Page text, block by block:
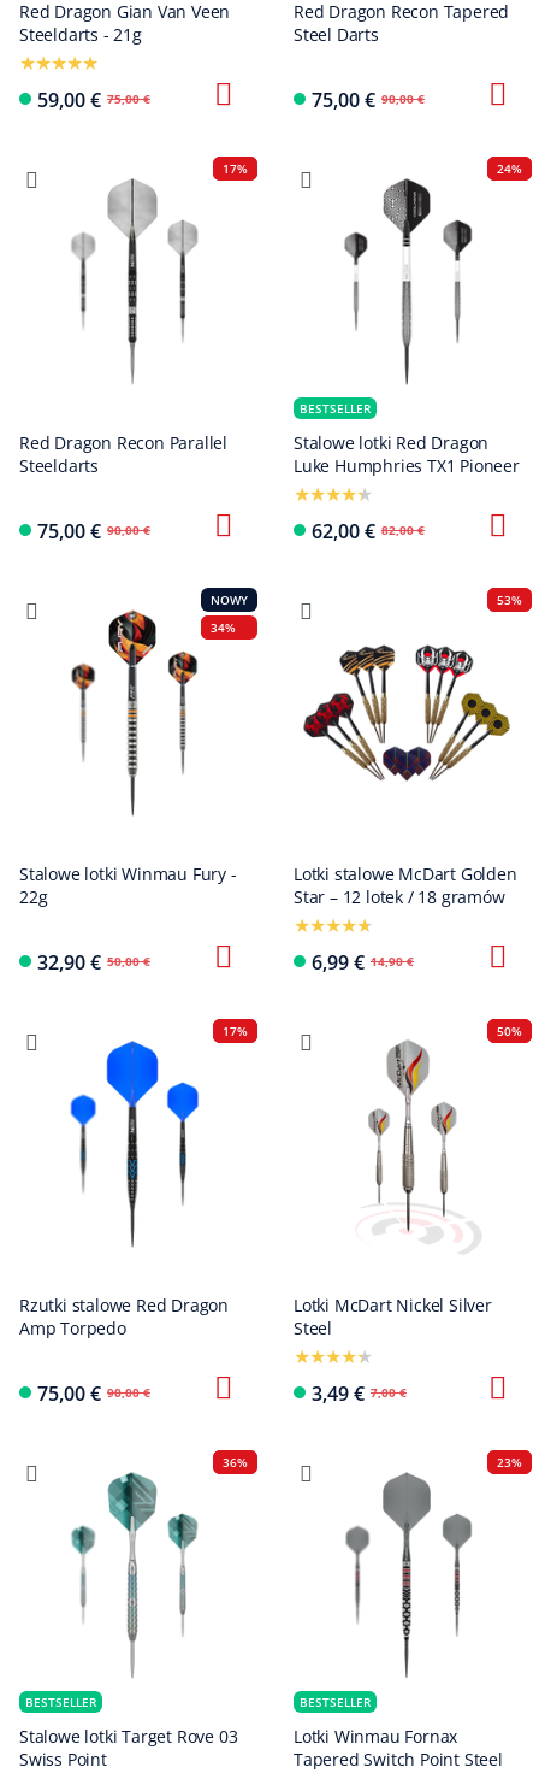
Red Dragon Gian Van Veen
Steeldarts - 21g
59,00 € 75,00 €
Red Dragon Recon Tapered
Steel Darts
75,00 € 90,00 €
17%
Red Dragon Recon Parallel
Steeldarts
75,00 € 90,00 €
24%
BESTSELLER
Stalowe lotki Red Dragon
Luke Humphries TX1 Pioneer
62,00 € 82,00 €
NOWY
34%
Stalowe lotki Winmau Fury -
22g
32,90 € 50,00 €
53%
Lotki stalowe McDart Golden
Star – 12 lotek / 18 gramów
6,99 € 14,90 €
17%
Rzutki stalowe Red Dragon
Amp Torpedo
75,00 € 90,00 €
50%
Lotki McDart Nickel Silver
Steel
3,49 € 7,00 €
36%
BESTSELLER
Stalowe lotki Target Rove 03
Swiss Point
23%
BESTSELLER
Lotki Winmau Fornax
Tapered Switch Point Steel